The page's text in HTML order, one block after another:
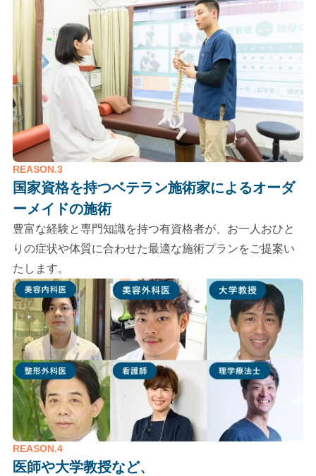
REASON.3
国家資格を持つベテラン施術家によるオーダ
ーメイドの施術
豊富な経験と専門知識を持つ有資格者が、お一人おひと
りの症状や体質に合わせた最適な施術プランをご提案い
たします。
REASON.4
医師や大学教授など、